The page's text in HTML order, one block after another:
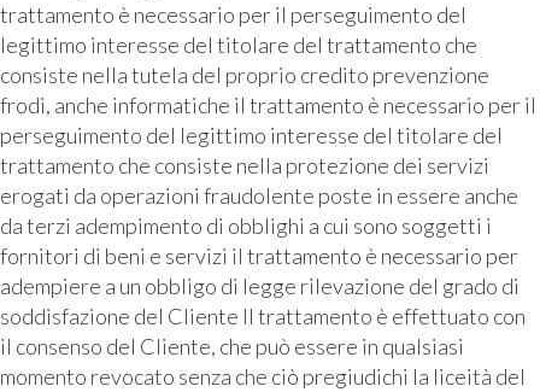
trattamento è necessario per il perseguimento del
legittimo interesse del titolare del trattamento che
consiste nella tutela del proprio credito prevenzione
frodi, anche informatiche il trattamento è necessario per il
perseguimento del legittimo interesse del titolare del
trattamento che consiste nella protezione dei servizi
erogati da operazioni fraudolente poste in essere anche
da terzi adempimento di obblighi a cui sono soggetti i
fornitori di beni e servizi il trattamento è necessario per
adempiere a un obbligo di legge rilevazione del grado di
soddisfazione del Cliente Il trattamento è effettuato con
il consenso del Cliente, che può essere in qualsiasi
momento revocato senza che ciò pregiudichi la liceità del